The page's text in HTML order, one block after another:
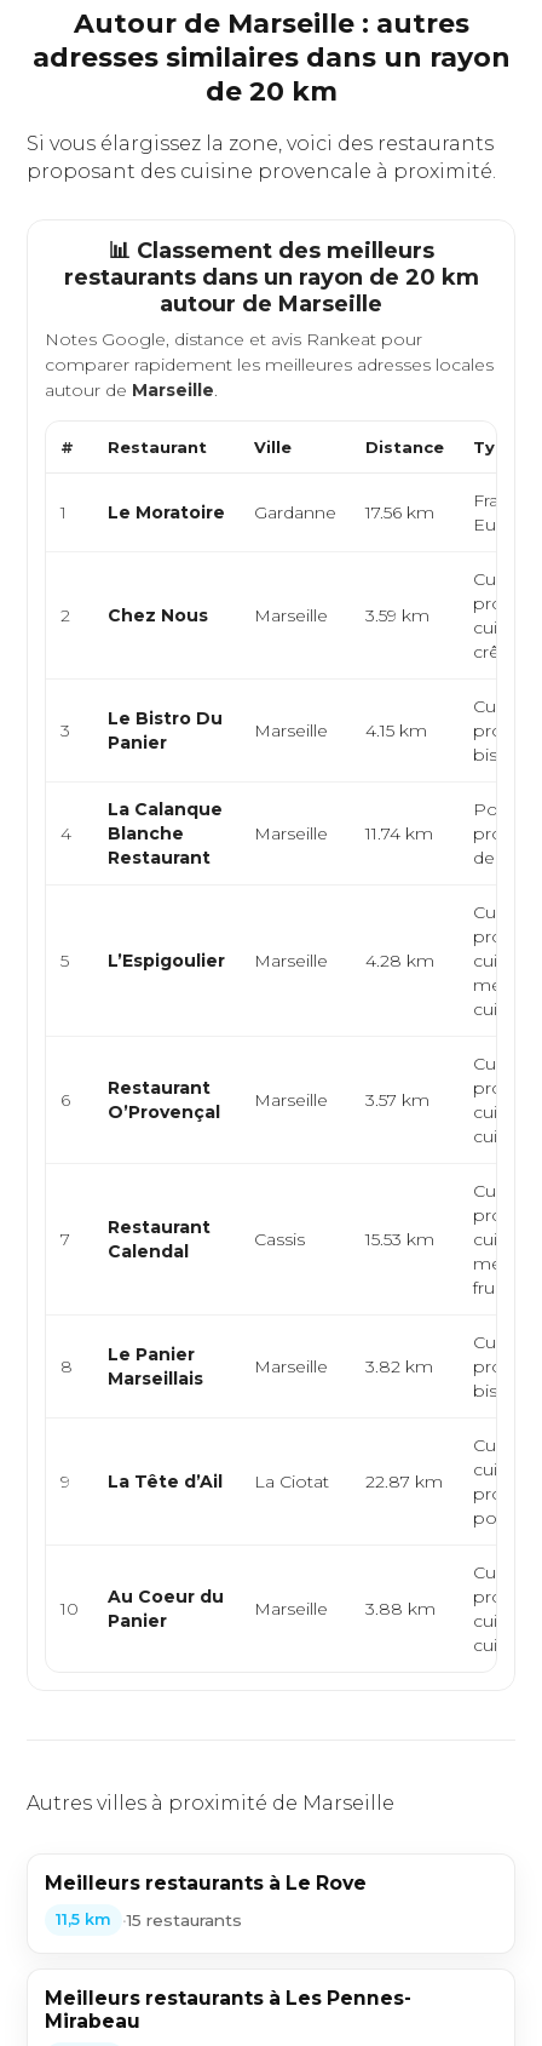
Autour de Marseille : autres
adresses similaires dans un rayon
de 20 km
Si vous élargissez la zone, voici des restaurants
proposant des cuisine provencale à proximité.
📊 Classement des meilleurs
restaurants dans un rayon de 20 km
autour de Marseille
Notes Google, distance et avis Rankeat pour
comparer rapidement les meilleures adresses locales
autour de Marseille.
# Restaurant Ville Distance Type
1 Le Moratoire Gardanne 17.56 km
2 Chez Nous Marseille 3.59 km
Cuisine
cuisine
3
Le Bistro Du
Panier
Marseille 4.15 km
Cuisine
bistrot,
4
La Calanque
Blanche
Restaurant
Marseille 11.74 km
de mer
5 L’Espigoulier Marseille 4.28 km
Cuisine
cuisine
cuisine
6
Restaurant
O’Provençal
Marseille 3.57 km
Cuisine
cuisine
cuisine
7
Restaurant
Calendal
Cassis 15.53 km
Cuisine
cuisine
fruits de
8
Le Panier
Marseillais
Marseille 3.82 km
Cuisine
bistrot,
9 La Tête d’Ail La Ciotat 22.87 km
Cuisine
cuisine
10
Au Coeur du
Panier
Marseille 3.88 km
Cuisine
cuisine
cuisine
Autres villes à proximité de Marseille
Meilleurs restaurants à Le Rove
11,5 km •15 restaurants
Meilleurs restaurants à Les Pennes-
Mirabeau